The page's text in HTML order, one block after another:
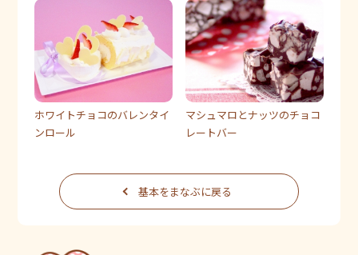
ホワイトチョコのバレンタイ
ンロール
マシュマロとナッツのチョコ
レートバー
基本をまなぶに戻る